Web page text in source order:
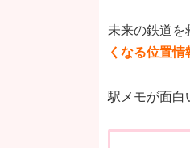
未来の鉄道を
くなる位置
駅メモが面白